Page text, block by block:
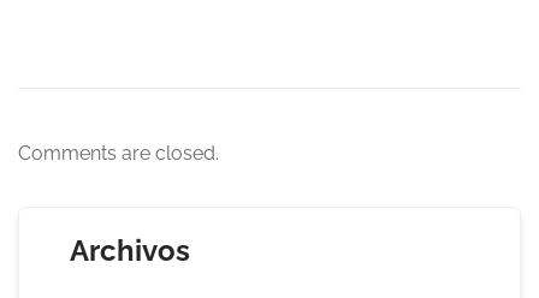
Comments are closed.
Archivos